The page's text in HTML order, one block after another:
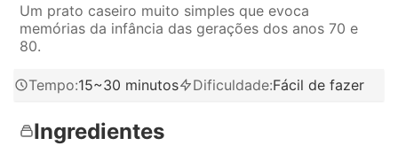
Um prato caseiro muito simples que evoca
memórias da infância das gerações dos anos 70 e
80.
Tempo:15~30 minutos Dificuldade:Fácil de fazer
Ingredientes